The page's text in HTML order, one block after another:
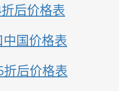
后价格表
中国价格表
折后价格表